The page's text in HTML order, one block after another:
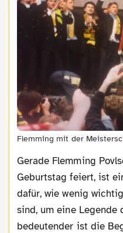
Flemming mit der
Gerade Flemming Povlsen, der heute seinen 50.
Geburtstag feiert, ist
dafür, wie wenig
sind, um eine Legende
bedeutender ist die